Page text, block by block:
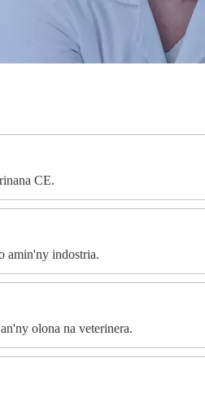
CE.
amin'ny indostria.
olona na veterinera.